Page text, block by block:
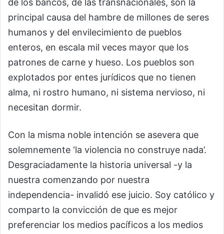
de los bancos, de las transnacionales, son la
principal causa del hambre de millones de seres
humanos y del envilecimiento de pueblos
enteros, en escala mil veces mayor que los
patrones de carne y hueso. Los pueblos son
explotados por entes jurídicos que no tienen
alma, ni rostro humano, ni sistema nervioso, ni
necesitan dormir.
Con la misma noble intención se asevera que
solemnemente ‘la violencia no construye nada’.
Desgraciadamente la historia universal -y la
nuestra comenzando por nuestra
independencia- invalidó ese juicio. Soy católico y
comparto la convicción de que es mejor
preferenciar los medios pacíficos a los medios